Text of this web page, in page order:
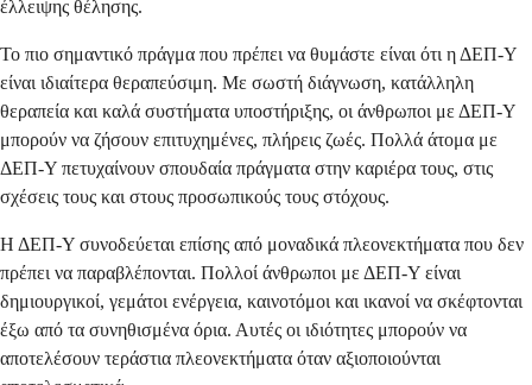
έλλειψης θέλησης.
Το πιο σημαντικό πράγμα που πρέπει να θυμάστε είναι ότι η ΔΕΠ-Υ
είναι ιδιαίτερα θεραπεύσιμη. Με σωστή διάγνωση, κατάλληλη
θεραπεία και καλά συστήματα υποστήριξης, οι άνθρωποι με ΔΕΠ-Υ
μπορούν να ζήσουν επιτυχημένες, πλήρεις ζωές. Πολλά άτομα με
ΔΕΠ-Υ πετυχαίνουν σπουδαία πράγματα στην καριέρα τους, στις
σχέσεις τους και στους προσωπικούς τους στόχους.
Η ΔΕΠ-Υ συνοδεύεται επίσης από μοναδικά πλεονεκτήματα που δεν
πρέπει να παραβλέπονται. Πολλοί άνθρωποι με ΔΕΠ-Υ είναι
δημιουργικοί, γεμάτοι ενέργεια, καινοτόμοι και ικανοί να σκέφτονται
έξω από τα συνηθισμένα όρια. Αυτές οι ιδιότητες μπορούν να
αποτελέσουν τεράστια πλεονεκτήματα όταν αξιοποιούνται